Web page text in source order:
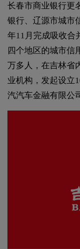
长春市商业银行更
银行、辽源市城市
年11月完成吸收合
四个地区的城市信
万多人，在吉林省
业机构，发起设立
汽汽车金融有限公